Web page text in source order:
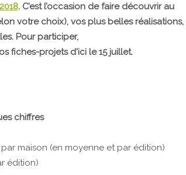
. C’est l’occasion de faire découvrir au
votre choix), vos plus belles réalisations,
Pour participer,
fiches-projets d'ici le 15 juillet.
chiffres
par maison (en moyenne et par édition)
édition)